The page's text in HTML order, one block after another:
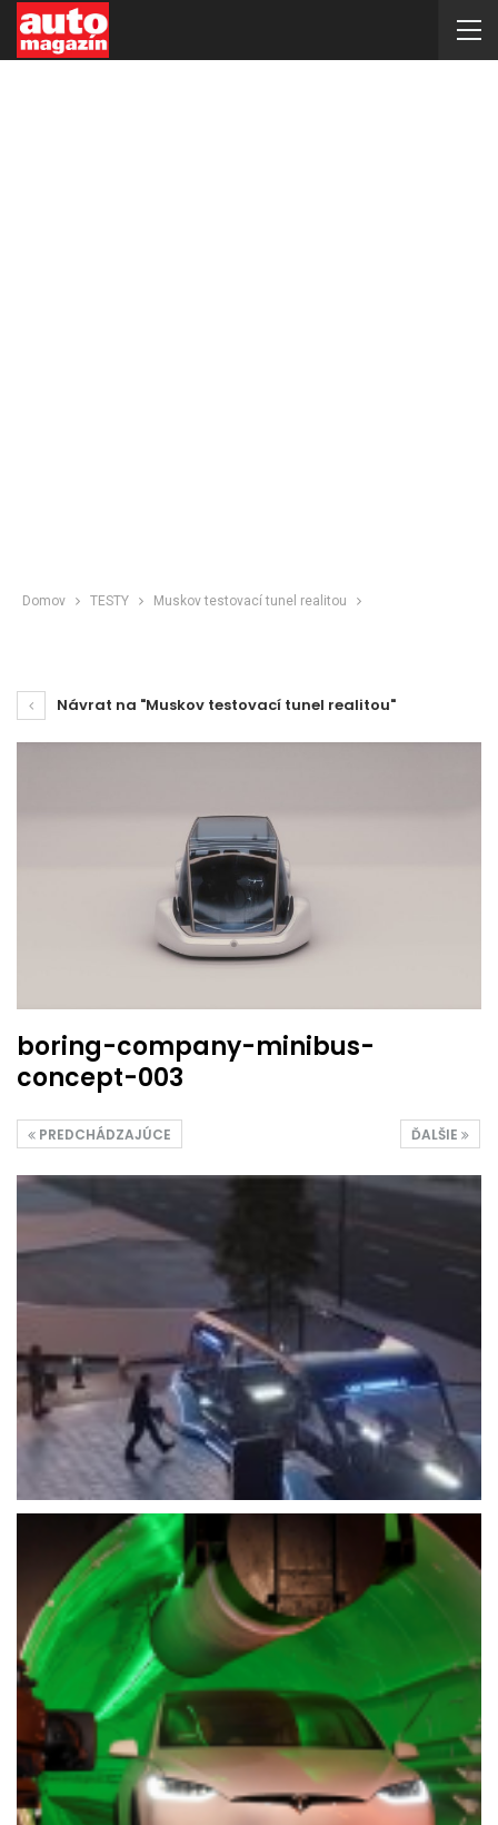
Domov TESTY Muskov testovací tunel realitou
Návrat na "Muskov testovací tunel realitou"
boring-company-minibus-
concept-003
ĎALŠIE
PREDCHÁDZAJÚCE